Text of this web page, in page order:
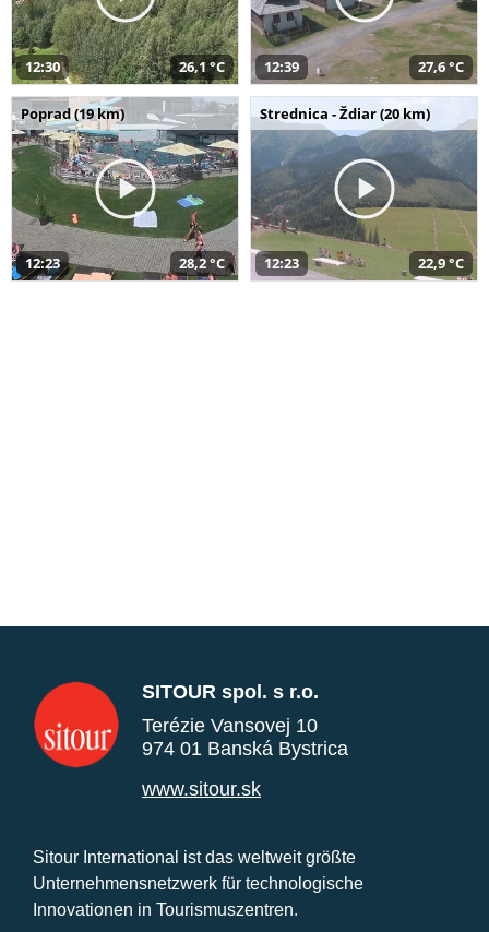
12:30 26,1 °C 12:39 27,6 °C
Poprad (19 km)
12:23 28,2 °C
Strednica - Ždiar (20 km)
12:23 22,9 °C
SITOUR spol. s r.o.
Terézie Vansovej 10
974 01 Banská Bystrica
www.sitour.sk
Sitour International ist das weltweit größte
Unternehmensnetzwerk für technologische
Innovationen in Tourismuszentren.